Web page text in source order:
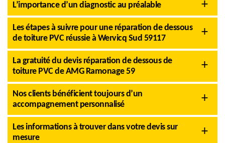
L’importance d’un diagnostic au préalable
Les étapes à suivre pour une réparation de dessous
de toiture PVC réussie à Wervicq Sud 59117
La gratuité du devis réparation de dessous de
toiture PVC de AMG Ramonage 59
Nos clients bénéficient toujours d’un
accompagnement personnalisé
Les informations à trouver dans votre devis sur
mesure